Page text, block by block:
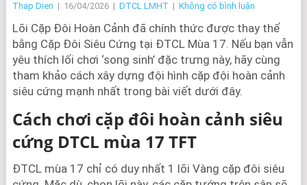
Thap Dien | 16/04/2026 | DTCL LMHT | Không có bình luận
Lõi Cặp Đôi Hoàn Cảnh đã chính thức được thay thế
bằng Cặp Đôi Siêu Cứng tại ĐTCL Mùa 17. Nếu bạn vẫn
yêu thích lối chơi ‘song sinh’ đặc trưng này, hãy cùng
tham khảo cách xây dựng đội hình cặp đội hoàn cảnh
siêu cứng mạnh nhất trong bài viết dưới đây.
Cách chơi cặp đôi hoàn cảnh siêu
cứng DTCL mùa 17 TFT
ĐTCL mùa 17 chỉ có duy nhất 1 lõi Vàng cặp đôi siêu